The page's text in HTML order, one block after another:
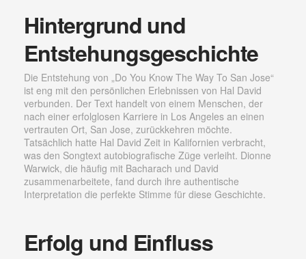
Hintergrund und
Entstehungsgeschichte
Die Entstehung von „Do You Know The Way To San Jose“
ist eng mit den persönlichen Erlebnissen von Hal David
verbunden. Der Text handelt von einem Menschen, der
nach einer erfolglosen Karriere in Los Angeles an einen
vertrauten Ort, San Jose, zurückkehren möchte.
Tatsächlich hatte Hal David Zeit in Kalifornien verbracht,
was den Songtext autobiografische Züge verleiht. Dionne
Warwick, die häufig mit Bacharach und David
zusammenarbeitete, fand durch ihre authentische
Interpretation die perfekte Stimme für diese Geschichte.
Erfolg und Einfluss